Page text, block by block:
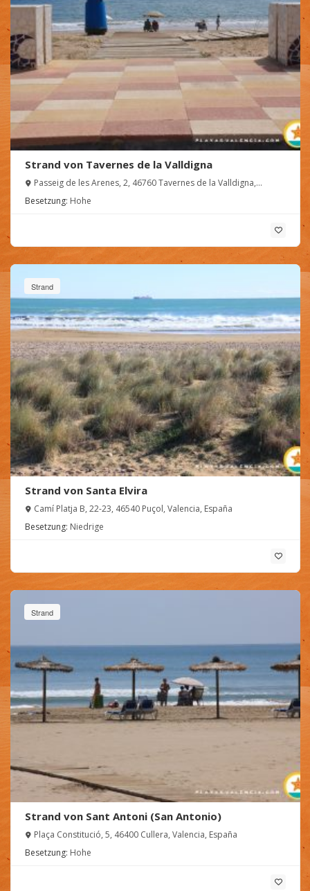
Strand von Tavernes de la Valldigna
Passeig de les Arenes, 2, 46760 Tavernes de la Valldigna,
Besetzung: Hohe
Strand
Strand von Santa Elvira
Camí Platja B, 22-23, 46540 Puçol, Valencia, España
Besetzung: Niedrige
Strand
Strand von Sant Antoni (San Antonio)
Plaça Constitució, 5, 46400 Cullera, Valencia, España
Besetzung: Hohe